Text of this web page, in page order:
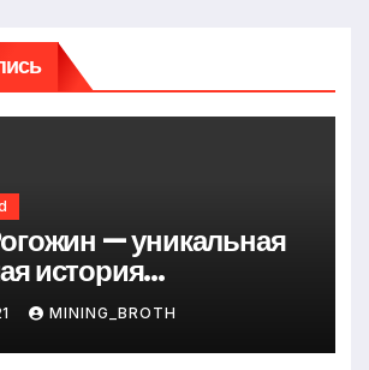
— уникальная
история
певца, его
путь и важные
MINING_BROTH